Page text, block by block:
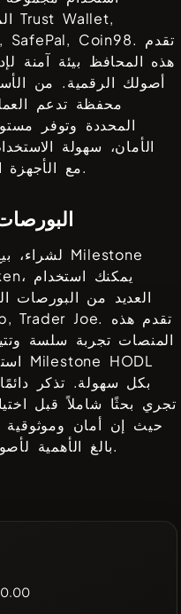
المحافظ مثلTrust Wallet,
SafePal, Coin98. تقدم
هذه المحافظ بيئة آمنة
أصولك الرقمية. من
محفظة تدعم
المحددة وتوفر
الأمان، سهولة
مع الأجهزة التي تفضلها.
Milestone
، يمكنك استخدام
العديد من البورصات
Trader Joe. تقدم هذه
المنصات تجربة سلسة
Milestone HODL
تجري بحثًا شاملاً قبل
حيث إن أمان وموثوقية
بالغ الأهمية لأصولك الرقمية.
0.00